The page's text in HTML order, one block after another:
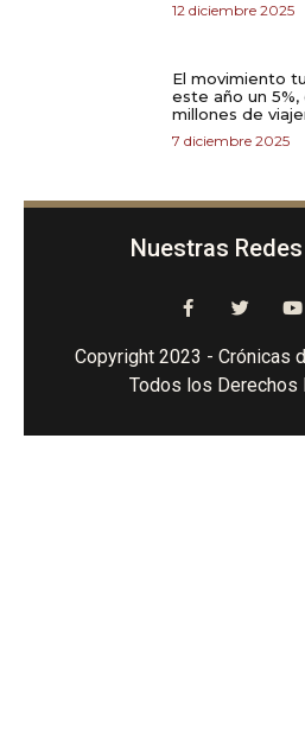
12 diciembre 2025
El movimiento
este año un 5%,
millones de
7 diciembre 2025
Nuestras
Copyright 2023 - Crónicas
Todos los Derechos